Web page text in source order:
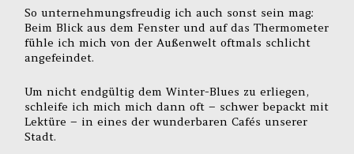
So unternehmungsfreudig ich auch sonst sein mag:
Beim Blick aus dem Fenster und auf das Thermometer
fühle ich mich von der Außenwelt oftmals schlicht
angefeindet.
Um nicht endgültig dem Winter-Blues zu erliegen,
schleife ich mich mich dann oft – schwer bepackt mit
Lektüre – in eines der wunderbaren Cafés unserer
Stadt.